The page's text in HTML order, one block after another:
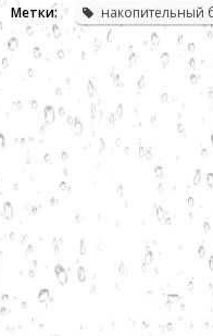
Метки: накопительный